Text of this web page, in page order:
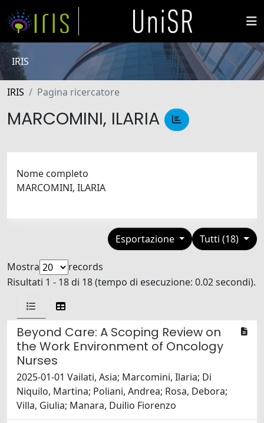
IRIS
IRIS Pagina ricercatore
MARCOMINI, ILARIA
Nome completo
MARCOMINI, ILARIA
Tutti (18)
Esportazione
Mostra
records
Risultati 1 - 18 di 18 (tempo di esecuzione: 0.02 secondi).
Beyond Care: A Scoping Review on
the Work Environment of Oncology
Nurses
2025-01-01 Vailati, Asia; Marcomini, Ilaria; Di
Niquilo, Martina; Poliani, Andrea; Rosa, Debora;
Villa, Giulia; Manara, Duilio Fiorenzo